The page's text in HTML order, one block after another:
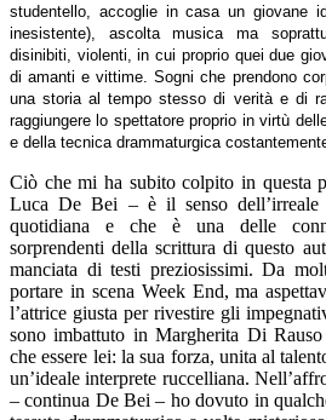
studentello, accoglie in casa un giovane
inesistente), ascolta musica ma
disinibiti, violenti, in cui proprio quei due
di amanti e vittime. Sogni che prendono
una storia al tempo stesso di verità e di
raggiungere lo spettatore proprio in virtù
e della tecnica drammaturgica
Ciò che mi ha subito colpito in questa
Luca De Bei – è il senso dell’irreale
quotidiana e che è una delle
sorprendenti della scrittura di questo
manciata di testi preziosissimi. Da
portare in scena Week End, ma
l’attrice giusta per rivestire gli
sono imbattuto in Margherita Di
che essere lei: la sua forza, unita al
un’ideale interprete ruccelliana.
– continua De Bei – ho dovuto in